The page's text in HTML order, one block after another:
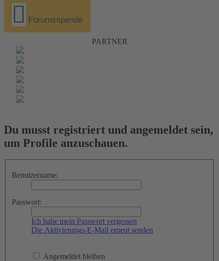
Forumsspende
PARTNER
Du musst registriert und angemeldet sein,
um Profile anzuschauen.
Benutzername:
Passwort:
Ich habe mein Passwort vergessen
Die Aktivierungs-E-Mail erneut senden
Angemeldet bleiben